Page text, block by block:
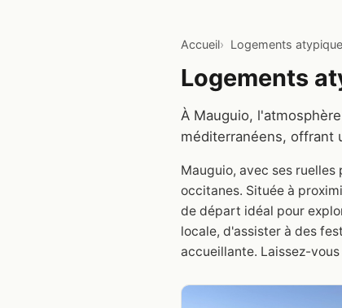
Accueil Logements
Logements
À Mauguio,
méditerranéens, offrant
Mauguio, avec ses
occitanes. Située à
de départ idéal pour
locale, d'assister à des
accueillante. Laissez-